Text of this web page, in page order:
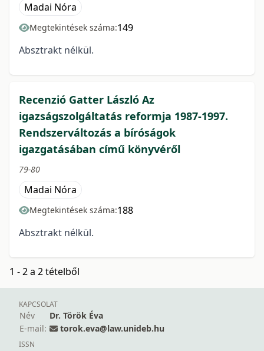
Madai Nóra
Megtekintések száma:149
Absztrakt nélkül.
Recenzió Gatter László Az
igazságszolgáltatás reformja 1987-1997.
Rendszerváltozás a bíróságok
igazgatásában című könyvéről
79-80
Madai Nóra
Megtekintések száma:188
Absztrakt nélkül.
1 - 2 a 2 tételből
KAPCSOLAT
Név
Dr. Török Éva
E-mail:
torok.eva@law.unideb.hu
ISSN